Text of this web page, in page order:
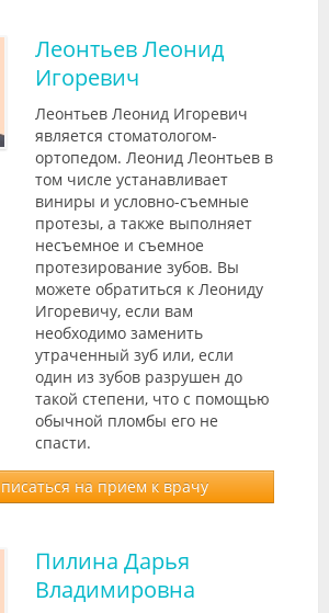
Леонтьев Леонид
Игоревич
Леонтьев Леонид Игоревич
является стоматологом-
ортопедом. Леонид Леонтьев в
том числе устанавливает
виниры и условно-съемные
протезы, а также выполняет
несъемное и съемное
протезирование зубов. Вы
можете обратиться к Леониду
Игоревичу, если вам
необходимо заменить
утраченный зуб или, если
один из зубов разрушен до
такой степени, что с помощью
обычной пломбы его не
спасти.
на прием к врачу
Пилина Дарья
Владимировна